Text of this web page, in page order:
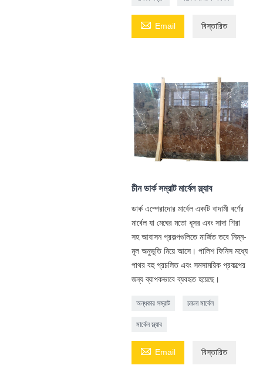
 Email বিস্তারিত
চীন ডার্ক সম্রাট মার্বেল স্ল্যাব
ডার্ক এম্পেরাদোর মার্বেল একটি বাদামী বর্ণের
মার্বেল যা মেঘের মতো ধূসর এবং সাদা শিরা
সহ আবাসন প্রকল্পগুলিতে মার্জিত তবে নিম্ন-
মূল অনুভূতি নিয়ে আসে। পালিশ ফিনিস মধ্যে
পাথর বহু প্রচলিত এবং সমসাময়িক প্রকল্পের
জন্য ব্যাপকভাবে ব্যবহৃত হয়েছে।
অন্ধকার সম্রাট
চায়না মার্বেল
মার্বেল স্ল্যাব
 Email বিস্তারিত